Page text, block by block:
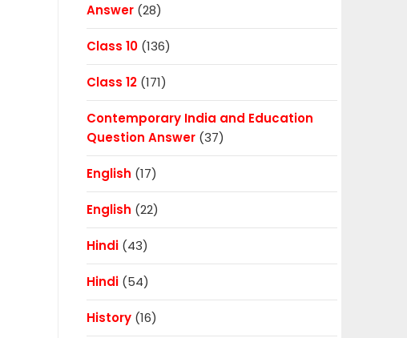
Answer(28)
Class 10(136)
Class 12(171)
Contemporary India and Education
Question Answer(37)
English (17)
English (22)
Hindi(43)
Hindi(54)
History(16)